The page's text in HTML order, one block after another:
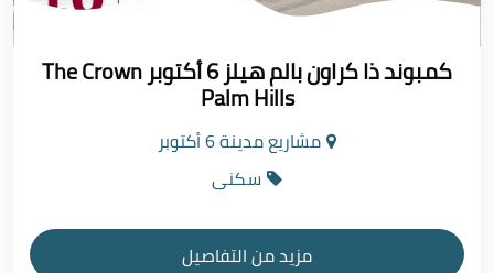
كمبوند ذا كراون بالم هيلز 6 أكتوبر The Crown
Palm Hills
مشاريع مدينة 6 أكتوبر
سكنى
مزيد من التفاصيل